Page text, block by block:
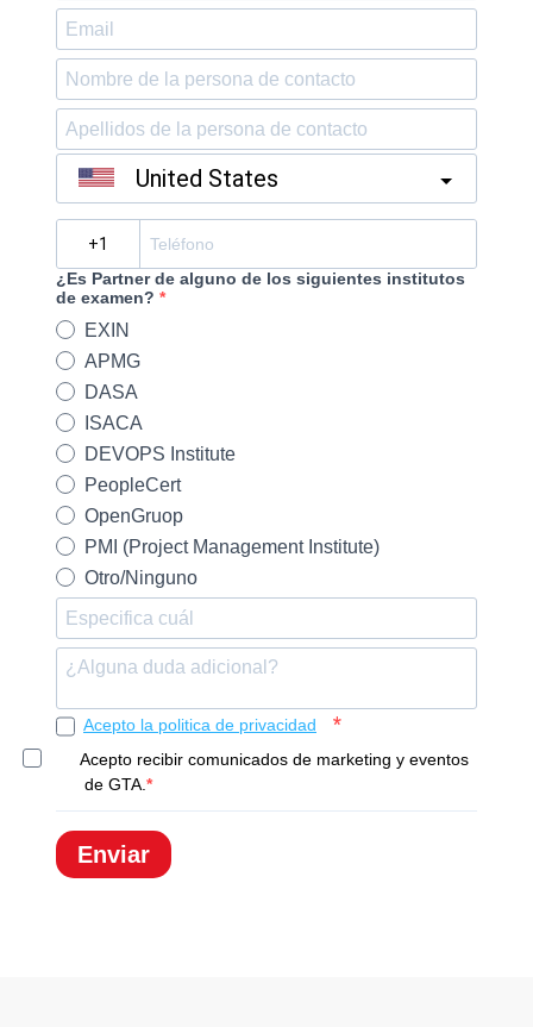
United States
¿Es Partner de alguno de los siguientes institutos
de examen?
EXIN
APMG
DASA
ISACA
DEVOPS Institute
PeopleCert
OpenGruop
PMI (Project Management Institute)
Otro/Ninguno
Acepto la politica de privacidad
Acepto recibir comunicados de marketing y eventos
de GTA.
Enviar